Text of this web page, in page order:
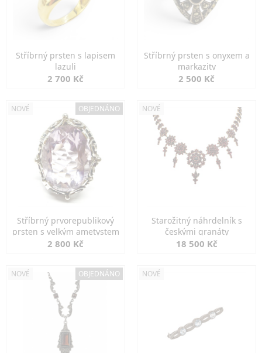
Stříbrný prsten s lapisem
lazuli
2 700 Kč
Stříbrný prsten s onyxem a
markazity
2 500 Kč
NOVÉ OBJEDNÁNO
Stříbrný prvorepublikový
prsten s velkým ametystem
2 800 Kč
NOVÉ
Starožitný náhrdelník s
českými granáty
18 500 Kč
NOVÉ OBJEDNÁNO NOVÉ